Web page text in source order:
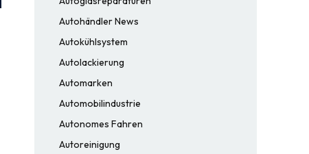
Autohändler News
Autokühlsystem
Autolackierung
Automarken
Automobilindustrie
Autonomes Fahren
Autoreinigung